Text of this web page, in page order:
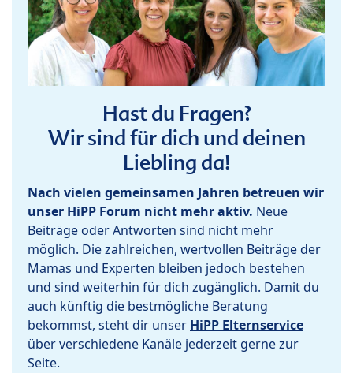
Hast du Fragen?
Wir sind für dich und deinen
Liebling da!
Nach vielen gemeinsamen Jahren betreuen wir
unser HiPP Forum nicht mehr aktiv. Neue
Beiträge oder Antworten sind nicht mehr
möglich. Die zahlreichen, wertvollen Beiträge der
Mamas und Experten bleiben jedoch bestehen
und sind weiterhin für dich zugänglich. Damit du
auch künftig die bestmögliche Beratung
bekommst, steht dir unser HiPP Elternservice
über verschiedene Kanäle jederzeit gerne zur
Seite.